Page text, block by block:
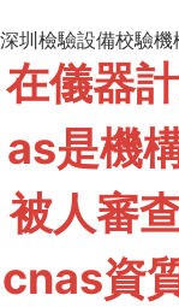
深圳檢驗設備校驗機
在儀器
as是機
被人審
cnas資